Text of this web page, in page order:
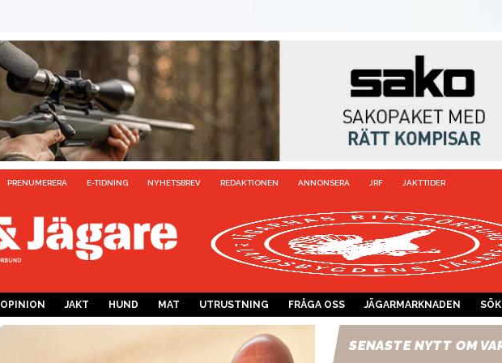
PRENUMERERA E-TIDNING NYHETSBREV REDAKTIONEN ANNONSERA JRF JAKTTIDER
OPINION JAKT HUND MAT UTRUSTNING FRÅGA OSS JÄGARMARKNADEN SÖK
SENASTE NYTT OM